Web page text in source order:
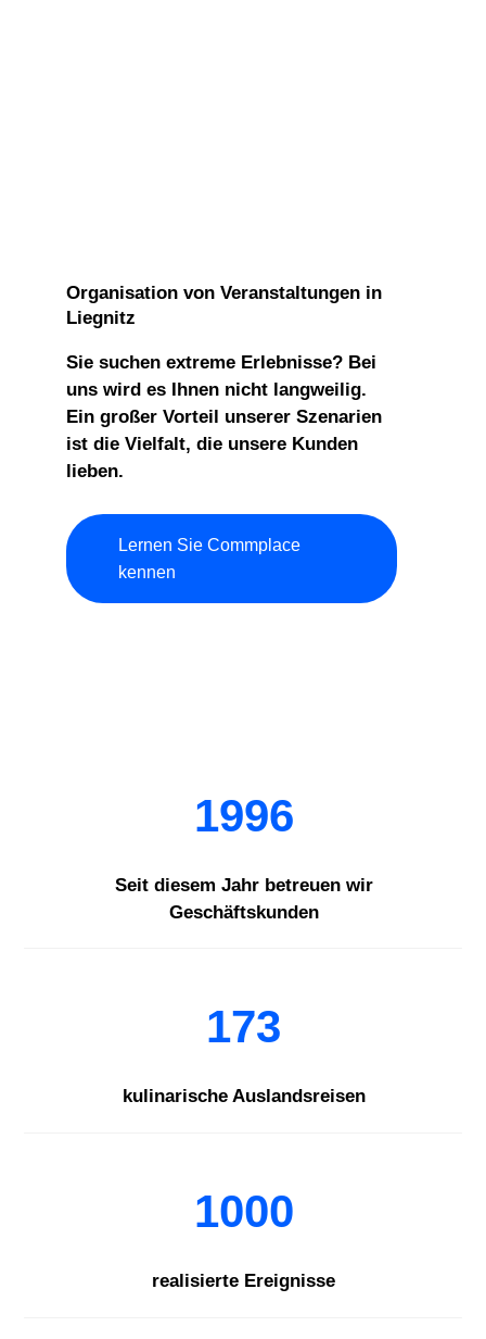
Organisation von Veranstaltungen in
Liegnitz
Sie suchen extreme Erlebnisse? Bei
uns wird es Ihnen nicht langweilig.
Ein großer Vorteil unserer Szenarien
ist die Vielfalt, die unsere Kunden
lieben.
Lernen Sie Commplace
kennen
1996
Seit diesem Jahr betreuen wir
Geschäftskunden
173
kulinarische Auslandsreisen
1000
realisierte Ereignisse